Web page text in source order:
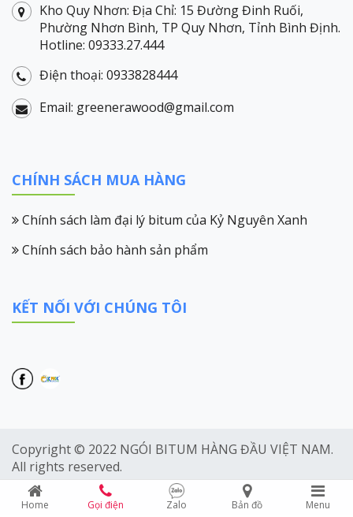
Kho Quy Nhơn: Địa Chỉ: 15 Đường Đinh Ruối,
Phường Nhơn Bình, TP Quy Nhơn, Tỉnh Bình Định.
Hotline: 09333.27.444
Điện thoại: 0933828444
Email: greenerawood@gmail.com
CHÍNH SÁCH MUA HÀNG
Chính sách làm đại lý bitum của Kỷ Nguyên Xanh
Chính sách bảo hành sản phẩm
KẾT NỐI VỚI CHÚNG TÔI
Copyright © 2022 NGÓI BITUM HÀNG ĐẦU VIỆT NAM.
All rights reserved.
Home Gọi điện Zalo Bản đồ Menu